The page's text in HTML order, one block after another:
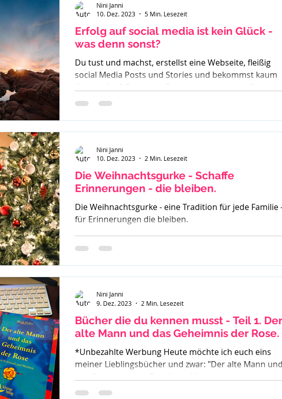
Erfolg auf social media ist kein Glück -
was denn sonst?
Du tust und machst, erstellst eine Webseite, fleißig
social Media Posts und Stories und bekommst kaum
likes zurück? Du bist in Gruppen aktiv, drehst Reels
der Erfolg bleibt aus. So langsam weißt du nicht mehr
investierst du und wenn du besonders überzeugt von
nicht. Du weißt in dir drin - ich kann richtig was, ich
habe eine Botschaft aber scheinbar hört sie Niemand
oder
Nini Janni
10. Dez. 2023
5 Min. Lesezeit
Die Weihnachtsgurke - Schaffe
Erinnerungen - die bleiben.
Die Weihnachtsgurke - eine Tradition für jede Familie
für Erinnerungen die bleiben.
Nini Janni
10. Dez. 2023
2 Min. Lesezeit
Bücher die du kennen musst - Teil 1. Der
alte Mann und das Geheimnis der Rose.
*Unbezahlte Werbung Heute möchte ich euch eins
meiner Lieblingsbücher und zwar: "Der alte Mann und
das Geheimnis der Rose" von Mark...
Nini Janni
9. Dez. 2023
2 Min. Lesezeit